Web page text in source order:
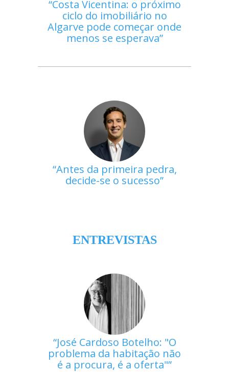
Costa Vicentina: o próximo
ciclo do imobiliário no
Algarve pode começar onde
menos se esperava
Antes da primeira pedra,
decide-se o sucesso
ENTREVISTAS
José Cardoso Botelho: "O
problema da habitação não
é a procura, é a oferta"